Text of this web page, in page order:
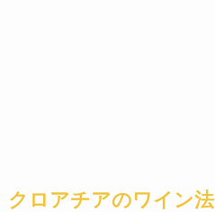
クロアチアのワイン法